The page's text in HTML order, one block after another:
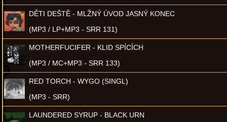
DĚTI DEŠTĚ - MLŽNÝ ÚVOD JASNÝ KONEC
(MP3 / LP+MP3 - SRR 131)
MOTHERFUCIFER - KLID SPÍCÍCH
(MP3 / MC+MP3 - SRR 133)
RED TORCH - WYGO (SINGL)
(MP3 - SRR)
LAUNDERED SYRUP - BLACK URN